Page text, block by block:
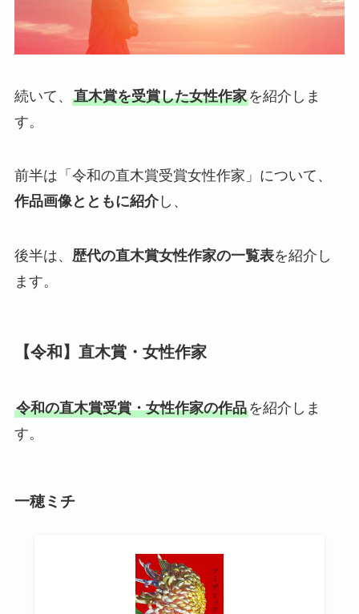
続いて、 直木賞を受賞した女性作家を紹介しま
す。
前半は「令和の直木賞受賞女性作家」について、
作品画像とともに紹介し、
後半は、 歴代の直木賞女性作家の一覧表を紹介し
ます。
【令和】直木賞・女性作家
令和の直木賞受賞・女性作家の作品を紹介しま
す。
一穂ミチ